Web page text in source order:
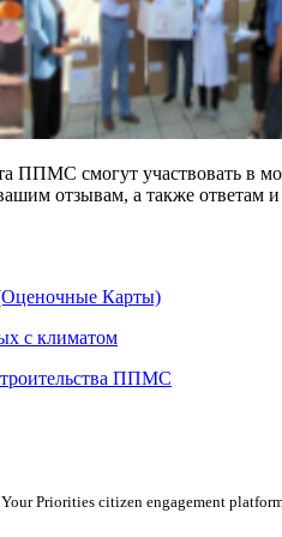
ППМС смогут участвовать в
отзывам, а также ответам и
Карты)
с климатом
ППМС
Priorities citizen engagement